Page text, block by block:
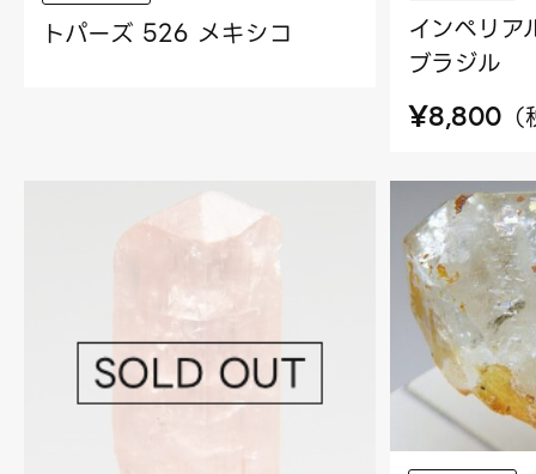
トパーズ 526 メキシコ
インペリ
ブラジル
¥8,800 （